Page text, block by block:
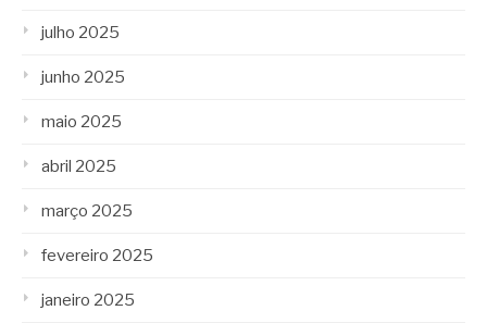
julho 2025
junho 2025
maio 2025
abril 2025
março 2025
fevereiro 2025
janeiro 2025